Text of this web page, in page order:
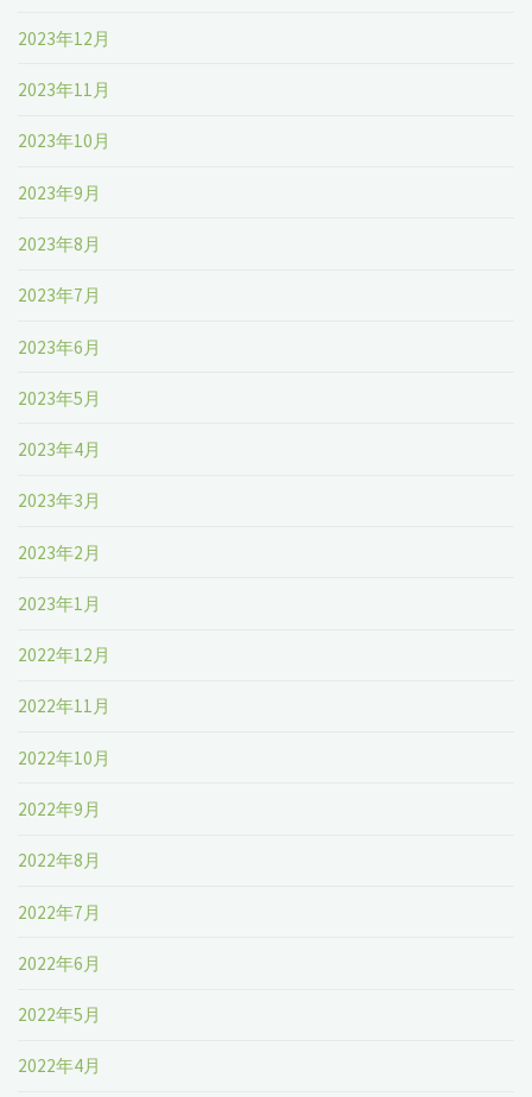
2023年12月
2023年11月
2023年10月
2023年9月
2023年8月
2023年7月
2023年6月
2023年5月
2023年4月
2023年3月
2023年2月
2023年1月
2022年12月
2022年11月
2022年10月
2022年9月
2022年8月
2022年7月
2022年6月
2022年5月
2022年4月